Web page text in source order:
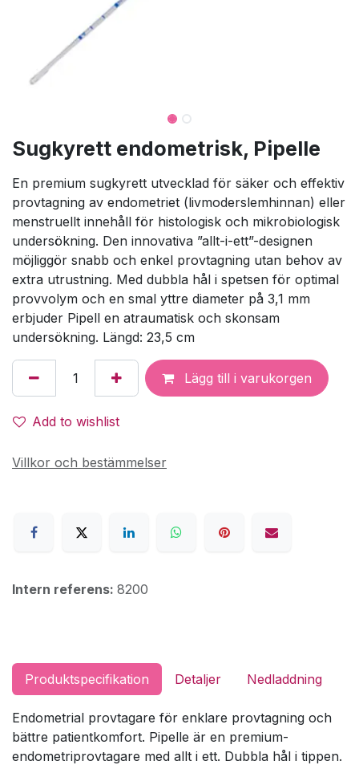
Sugkyrett endometrisk, Pipelle
En premium sugkyrett utvecklad för säker och effektiv
provtagning av endometriet (livmoderslemhinnan) eller
menstruellt innehåll för histologisk och mikrobiologisk
undersökning. Den innovativa ”allt-i-ett”-designen
möjliggör snabb och enkel provtagning utan behov av
extra utrustning. Med dubbla hål i spetsen för optimal
provvolym och en smal yttre diameter på 3,1 mm
erbjuder Pipell en atraumatisk och skonsam
undersökning. Längd: 23,5 cm
Lägg till i varukorgen
Add to wishlist
Villkor och bestämmelser
Intern referens: 8200
Produktspecifikation Detaljer Nedladdning
Endometrial provtagare för enklare provtagning och
bättre patientkomfort. Pipelle är en premium-
endometriprovtagare med allt i ett. Dubbla hål i tippen.